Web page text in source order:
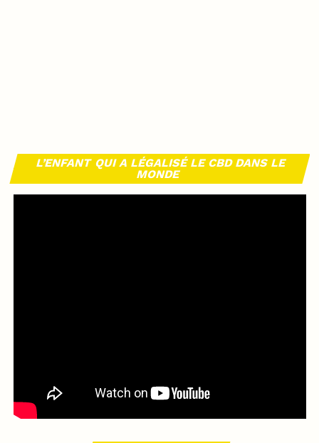
L’ENFANT QUI A LÉGALISÉ LE CBD DANS LE
MONDE